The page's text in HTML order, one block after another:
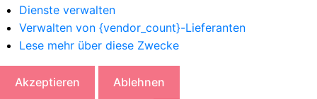
Dienste verwalten
Verwalten von {vendor_count}-Lieferanten
Lese mehr über diese Zwecke
Akzeptieren Ablehnen